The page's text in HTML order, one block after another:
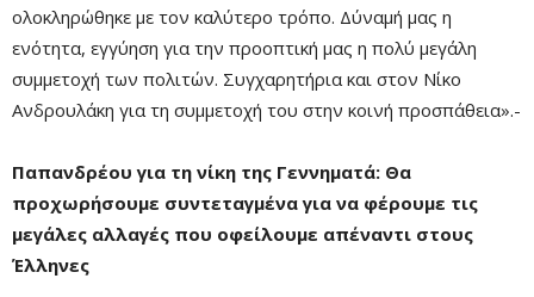
ολοκληρώθηκε με τον καλύτερο τρόπο. Δύναμή μας η
ενότητα, εγγύηση για την προοπτική μας η πολύ μεγάλη
συμμετοχή των πολιτών. Συγχαρητήρια και στον Νίκο
Ανδρουλάκη για τη συμμετοχή του στην κοινή προσπάθεια».-
Παπανδρέου για τη νίκη της Γεννηματά: Θα
προχωρήσουμε συντεταγμένα για να φέρουμε τις
μεγάλες αλλαγές που οφείλουμε απέναντι στους
Έλληνες